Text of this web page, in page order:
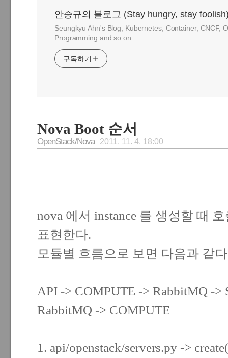
안승규의 블로그 (Stay hungry, stay
Seungkyu Ahn's Blog, Kubernetes, Container, CNCF,
Programming and so on
구독하기
Nova Boot 순서
OpenStack/Nova 2011. 11. 4. 18:00
nova 에서 instance 를 생성할 때
표현한다.
모듈별 흐름으로 보면 다음과 같
API -> COMPUTE -> RabbitMQ ->
RabbitMQ -> COMPUTE
1. api/openstack/servers.py ->